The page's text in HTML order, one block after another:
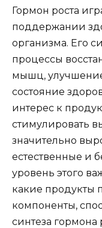
Гормон роста
поддержании
организма. Его
процессы
мышц,
состояние
интерес к
стимулировать
значительно
естественные и
уровень этого
какие продукты
компоненты,
синтеза гормона